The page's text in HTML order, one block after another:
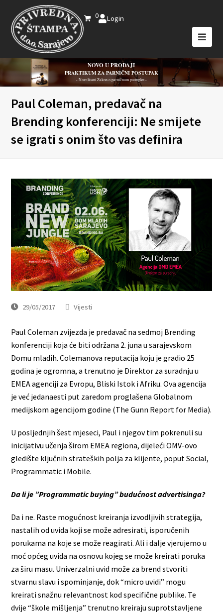
0 Login
NOVO U PRODAJI
PRAKTIKUM ZA PARNIČNI POSTUPAK
- Novelirani Zakon o parničnom postupku -
Paul Coleman, predavač na
Brending konferenciji: Ne smijete
se igrati s onim što vas definira
29/05/2017 Vijesti
Paul Coleman zvijezda je predavač na sedmoj Brending
konferenciji koja će biti održana 2. juna u sarajevskom
Domu mladih. Colemanova reputacija koju je gradio 25
godina je ogromna, a trenutno je Direktor za suradnju u
EMEA agenciji za Evropu, Bliski Istok i Afriku. Ova agencija
je već jedanaesti put zaredom proglašena Globalnom
medijskom agencijom godine (The Gunn Report for Media).
U posljednjih šest mjeseci, Paul i njegov tim pokrenuli su
inicijativu učenja širom EMEA regiona, dijeleći OMV-ovo
gledište ključnih strateških polja za klijente, poput Social,
Programmatic i Mobile.
Da li je ”Programmatic buying” budućnost advertisinga?
Da i ne. Raste mogućnost kreiranja izvodljivih strategija,
nastalih od uvida koji se može adresirati, isporučenih
porukama na koje se može reagirati. Ali i dalje vjerujemo u
moć općeg uvida na osnovu kojeg se može kreirati poruka
za širu masu. Univerzalni uvid može za brend stvoriti
stvarnu slavu i spominjanje, dok “micro uvidi” mogu
kreirati snažnu relevantnost kod specifične publike. Te
dvije “škole mišljenja” trenutno kreiraju suprotstavljene